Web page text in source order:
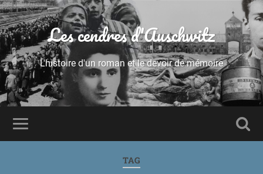
Les cendres d'Auschwitz
L'histoire d'un roman et le devoir de mémoire
TAG